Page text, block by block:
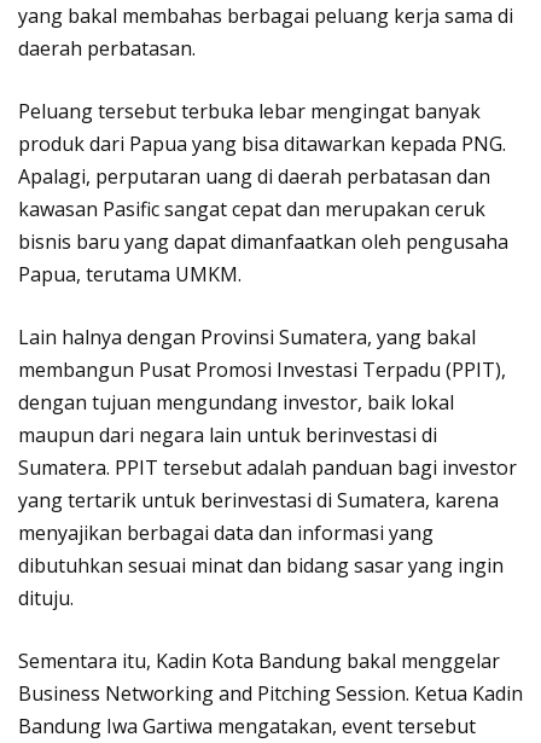
yang bakal membahas berbagai peluang kerja sama di
daerah perbatasan.
Peluang tersebut terbuka lebar mengingat banyak
produk dari Papua yang bisa ditawarkan kepada PNG.
Apalagi, perputaran uang di daerah perbatasan dan
kawasan Pasific sangat cepat dan merupakan ceruk
bisnis baru yang dapat dimanfaatkan oleh pengusaha
Papua, terutama UMKM.
Lain halnya dengan Provinsi Sumatera, yang bakal
membangun Pusat Promosi Investasi Terpadu (PPIT),
dengan tujuan mengundang investor, baik lokal
maupun dari negara lain untuk berinvestasi di
Sumatera. PPIT tersebut adalah panduan bagi investor
yang tertarik untuk berinvestasi di Sumatera, karena
menyajikan berbagai data dan informasi yang
dibutuhkan sesuai minat dan bidang sasar yang ingin
dituju.
Sementara itu, Kadin Kota Bandung bakal menggelar
Business Networking and Pitching Session. Ketua Kadin
Bandung Iwa Gartiwa mengatakan, event tersebut